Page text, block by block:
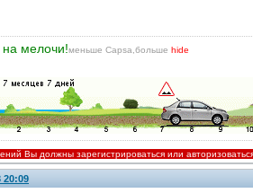
мелочи!меньше Capsa,больше hide
Вы должны зарегистрироваться или
20:09